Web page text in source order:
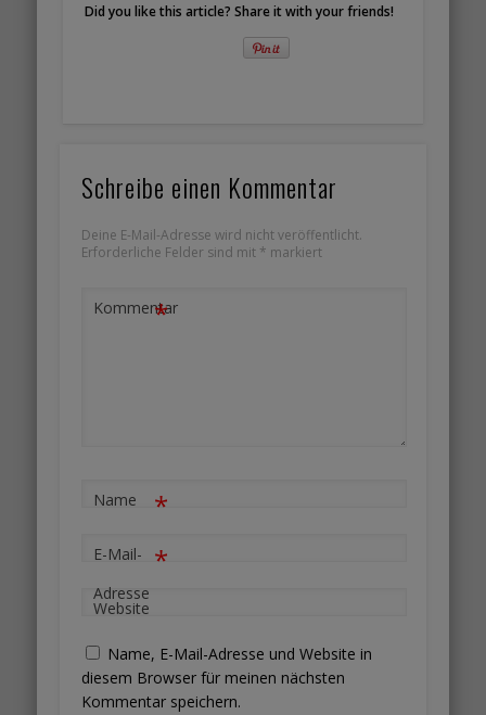
Did you like this article? Share it with your friends!
Schreibe einen Kommentar
Deine E-Mail-Adresse wird nicht veröffentlicht.
Erforderliche Felder sind mit * markiert
Kommentar
*
Name *
E-Mail-
Adresse
*
Website
Name, E-Mail-Adresse und Website in
diesem Browser für meinen nächsten
Kommentar speichern.